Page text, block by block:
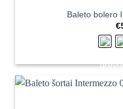
Baleto bolero
€